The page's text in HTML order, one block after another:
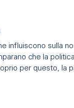
influiscono sulla
che la
per questo, la